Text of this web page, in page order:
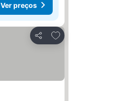
Ver preços
Partilhar
Adicionar aos favoritos